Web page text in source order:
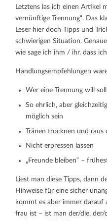
Letztens las ich einen Artikel
vernünftige Trennung“. Das
Leser hier doch Tipps und
schwierigen Situation.
wie sage ich ihm / ihr, dass
Handlungsempfehlungen
Wer eine Trennung will
So ehrlich, aber
möglich sein
Tränen trocknen und raus
Nicht erpressen lassen
„Freunde bleiben“ –
Liest man diese Tipps, dann
Hinweise für eine sicher
kommt es aber immer
frau ist – ist man der/die,